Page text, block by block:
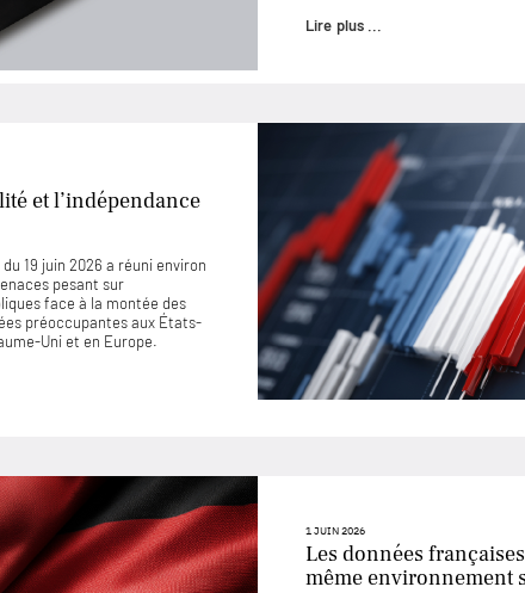
Lire plus ...
et l’indépendance
19 juin 2026 a réuni environ
pesant sur
face à la montée des
préoccupantes aux États-
Uni et en Europe.
1 JUIN 2026
Les données
même environnement